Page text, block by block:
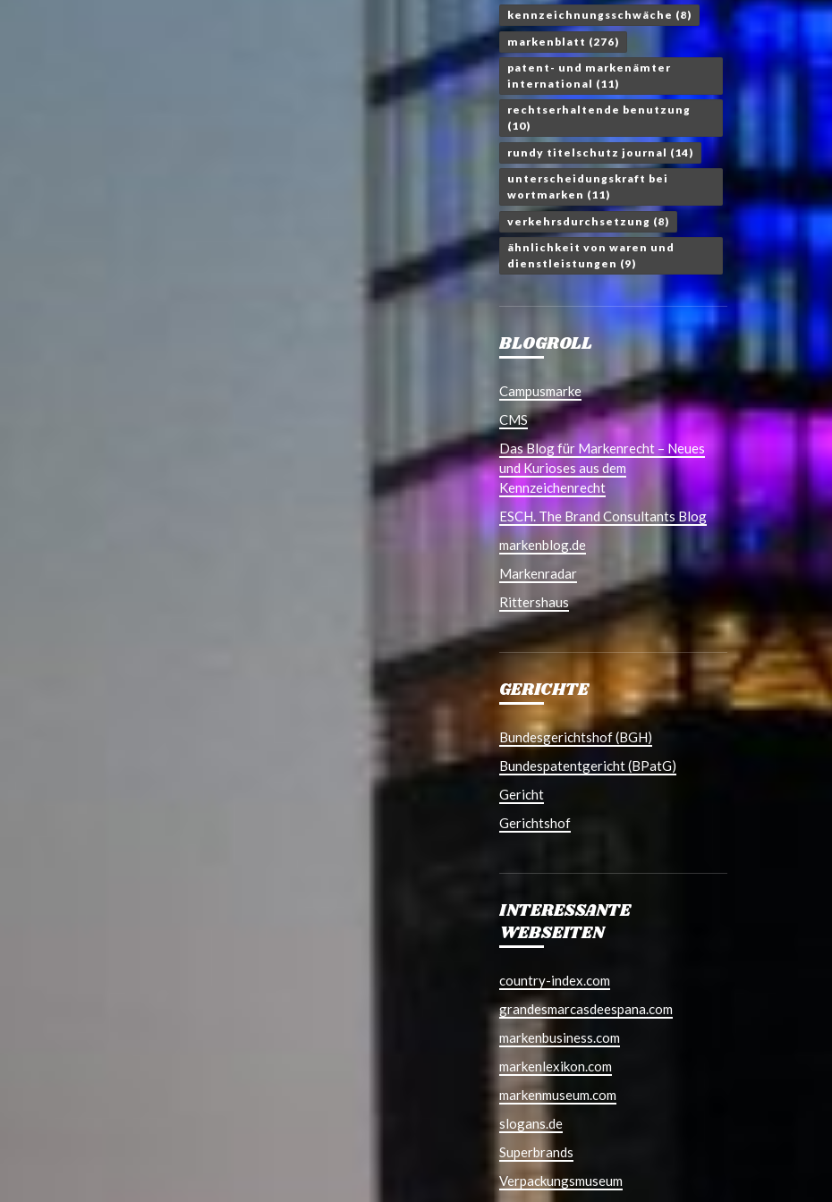
kennzeichnungsschwäche (8)
markenblatt (276)
patent- und markenämter
international (11)
rechtserhaltende benutzung
(10)
rundy titelschutz journal (14)
unterscheidungskraft bei
wortmarken (11)
verkehrsdurchsetzung (8)
ähnlichkeit von waren und
dienstleistungen (9)
BLOGROLL
Campusmarke
CMS
Das Blog für Markenrecht – Neues
und Kurioses aus dem
Kennzeichenrecht
ESCH. The Brand Consultants Blog
markenblog.de
Markenradar
Rittershaus
GERICHTE
Bundesgerichtshof (BGH)
Bundespatentgericht (BPatG)
Gericht
Gerichtshof
INTERESSANTE
WEBSEITEN
country-index.com
grandesmarcasdeespana.com
markenbusiness.com
markenlexikon.com
markenmuseum.com
slogans.de
Superbrands
Verpackungsmuseum